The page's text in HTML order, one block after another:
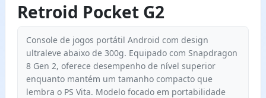
Retroid Pocket G2
Console de jogos portátil Android com design
ultraleve abaixo de 300g. Equipado com Snapdragon
8 Gen 2, oferece desempenho de nível superior
enquanto mantém um tamanho compacto que
lembra o PS Vita. Modelo focado em portabilidade